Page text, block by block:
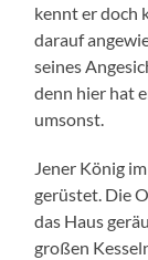
kennt er doch
darauf
seines
denn hier hat
umsonst.
Jener König
gerüstet. Die
das Haus
großen